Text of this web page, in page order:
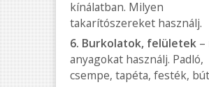
kínálatban. Milyen
takarítószereket használj.
6. Burkolatok, felületek –
anyagokat használj. Padló,
csempe, tapéta, festék,